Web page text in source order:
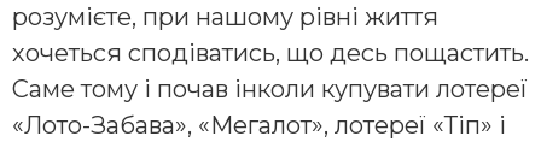
розумієте, при нашому рівні життя
хочеться сподіватись, що десь пощастить.
Саме тому і почав інколи купувати лотереї
«Лото-Забава», «Мегалот», лотереї «Тіп» і